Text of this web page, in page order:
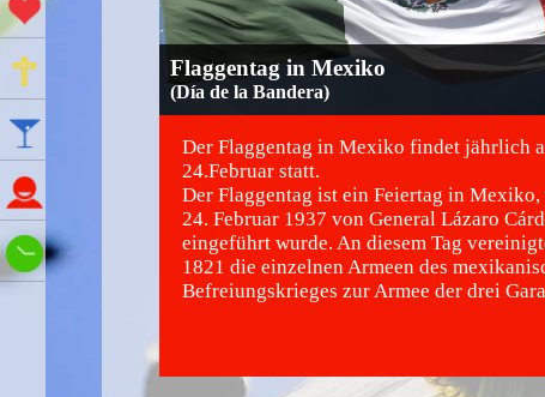
Aktionstage
Gedenktage
Namenstage
Wie spät ist es?
Flaggentag in Mexiko
(Día de la Bandera)
Der Flaggentag in Mexiko findet jährlich
24.Februar statt.
Der Flaggentag ist ein Feiertag in Mexiko,
24. Februar 1937 von General Lázaro
eingeführt wurde. An diesem Tag
1821 die einzelnen Armeen des
Befreiungskrieges zur Armee der drei